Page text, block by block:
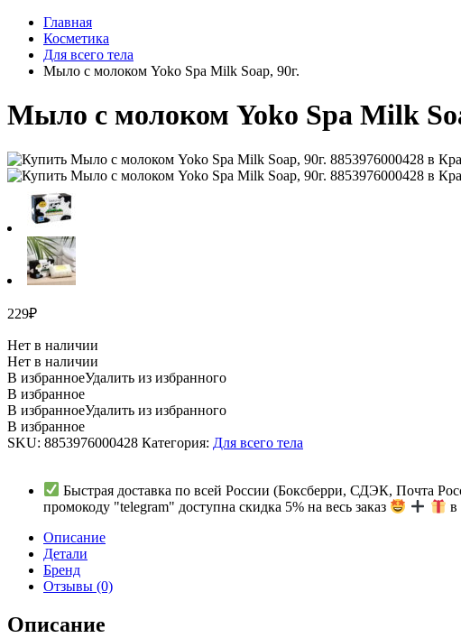
Главная
Косметика
Для всего тела
Мыло с молоком Yoko Spa Milk Soap, 90г.
Мыло с молоком Yoko Spa Milk
229₽
Нет в наличии
Нет в наличии
В избранноеУдалить из избранного
В избранное
В избранноеУдалить из избранного
В избранное
SKU: 8853976000428 Категория: Для всего тела
Быстрая доставка по всей России (Боксберри, СДЭК, Почта
промокоду "telegram" доступна скидка 5% на весь заказ
в
Описание
Детали
Бренд
Отзывы (0)
Описание